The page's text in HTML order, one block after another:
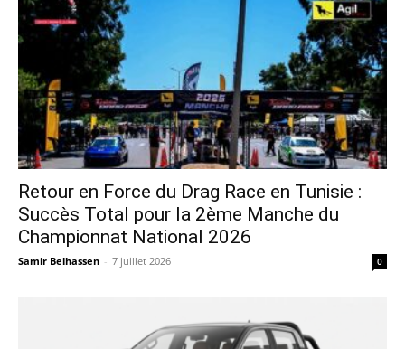
Retour en Force du Drag Race en Tunisie :
Succès Total pour la 2ème Manche du
Championnat National 2026
Samir Belhassen - 7 juillet 2026 0